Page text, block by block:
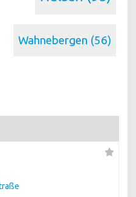
Wahnebergen (56)